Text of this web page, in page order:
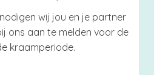
wij jou en je partner
ons aan te melden voor de
kraamperiode.